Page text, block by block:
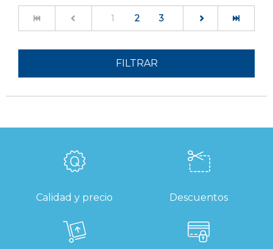
1 (current)
2 3
FILTRAR
Calidad y precio Descuentos